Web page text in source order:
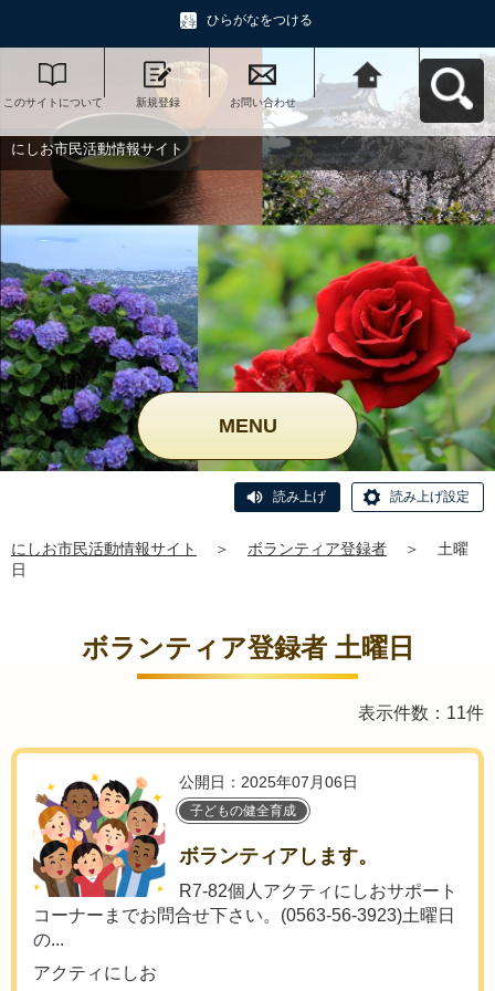
ひらがなをつける
このサイトについて 新規登録 お問い合わせ
にしお市民活動情報
サイトへ戻る
にしお市民活動情報サイト
MENU
読み上げ 読み上げ設定
にしお市民活動情報サイト ＞ ボランティア登録者 ＞
土曜
日
ボランティア登録者 土曜日
表示件数：11件
公開日：2025年07月06日
子どもの健全育成
ボランティアします。
R7-82個人アクティにしおサポート
コーナーまでお問合せ下さい。(0563-56-3923)土曜日
の...
アクティにしお